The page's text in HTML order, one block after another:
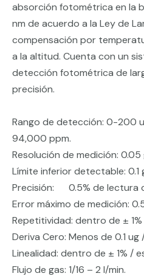
absorción fotométrica en la
nm de acuerdo a la Ley de
compensación por
a la altitud. Cuenta con un
detección fotométrica de
precisión.
Rango de detección: 0-200
94,000 ppm.
Resolución de medición:
Límite inferior detectable: 0.1
Precisión: 0.5% de lectura
Error máximo de medición:
Repetitividad: dentro de ± 1%
Deriva Cero: Menos de 0.1
Linealidad: dentro de ± 1% /
Flujo de gas: 1/16 – 2 l/min.